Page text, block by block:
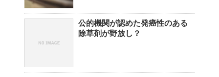
公的機関が認めた発癌性のある
除草剤が野放し？